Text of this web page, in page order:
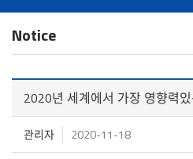
Notice
2020년 세계에서 가장 영향력
관리자 2020-11-18